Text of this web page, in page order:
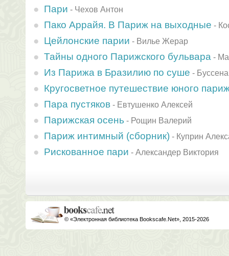
Пари - Чехов Антон
Пако Аррайя. В Париж на выходные -
Цейлонские парии - Вилье Жерар
Тайны одного Парижского бульвара -
Из Парижа в Бразилию по суше -
Кругосветное путешествие юного
Пара пустяков - Евтушенко Алексей
Парижская осень - Рощин Валерий
Париж интимный (сборник) - Куприн
Рискованное пари - Александер Виктория
© «Электронная библиотека Bookscafe.Net», 2015-2026